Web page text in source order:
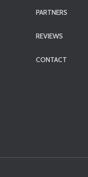
PARTNERS
REVIEWS
CONTACT